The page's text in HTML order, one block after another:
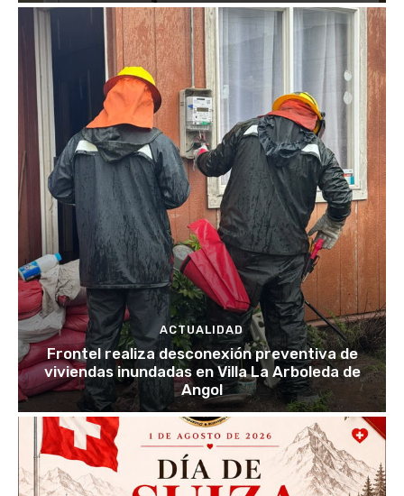
ACTUALIDAD
Frontel realiza desconexión preventiva de
viviendas inundadas en Villa La Arboleda de
Angol